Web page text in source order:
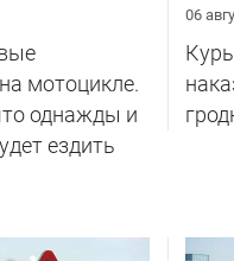
мотоцикле.
однажды и
ездить
06